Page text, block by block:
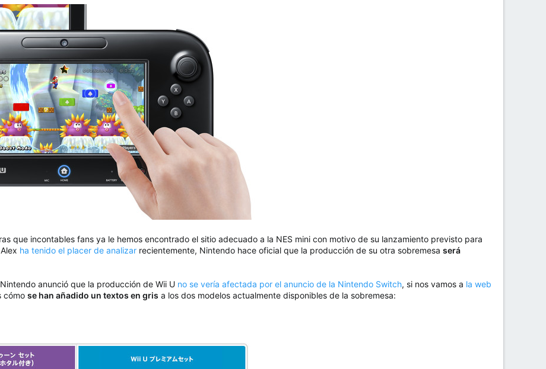
que incontables fans ya le hemos encontrado el sitio adecuado a la NES mini con motivo de su lanzamiento previsto para
ha tenido el placer de analizar recientemente, Nintendo hace oficial que la producción de su otra sobremesa será
anunció que la producción de Wii U no se vería afectada por el anuncio de la Nintendo Switch, si nos vamos a la web
cómo se han añadido un textos en gris a los dos modelos actualmente disponibles de la sobremesa: